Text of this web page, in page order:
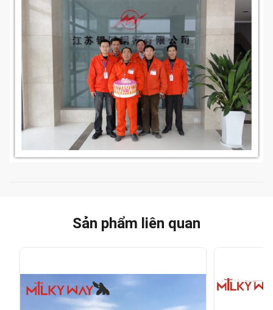
Sản phẩm liên quan